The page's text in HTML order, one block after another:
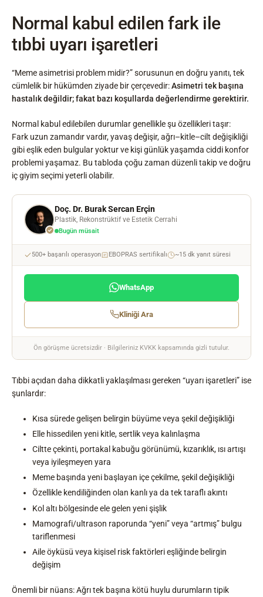
Normal kabul edilen fark ile
tıbbi uyarı işaretleri
“Meme asimetrisi problem midir?” sorusunun en doğru yanıtı, tek
cümlelik bir hükümden ziyade bir çerçevedir:Asimetri tek başına
hastalık değildir; fakat bazı koşullarda değerlendirme gerektirir.
Normal kabul edilebilen durumlar genellikle şu özellikleri taşır:
Fark uzun zamandır vardır, yavaş değişir, ağrı–kitle–cilt değişikliği
gibi eşlik eden bulgular yoktur ve kişi günlük yaşamda ciddi konfor
problemi yaşamaz. Bu tabloda çoğu zaman düzenli takip ve doğru
iç giyim seçimi yeterli olabilir.
Doç. Dr. Burak Sercan Erçin
Plastik, Rekonstrüktif ve Estetik Cerrahi
Bugün müsait
500+ başarılı operasyon EBOPRAS sertifikalı ~15 dk yanıt süresi
WhatsApp
Kliniği Ara
Ön görüşme ücretsizdir · Bilgileriniz KVKK kapsamında gizli tutulur.
Tıbbi açıdan daha dikkatli yaklaşılması gereken “uyarı işaretleri” ise
şunlardır:
Kısa sürede gelişen belirgin büyüme veya şekil değişikliği
Elle hissedilen yeni kitle, sertlik veya kalınlaşma
Ciltte çekinti, portakal kabuğu görünümü, kızarıklık, ısı artışı
veya iyileşmeyen yara
Meme başında yeni başlayan içe çekilme, şekil değişikliği
Özellikle kendiliğinden olan kanlı ya da tek taraflı akıntı
Kol altı bölgesinde ele gelen yeni şişlik
Mamografi/ultrason raporunda “yeni” veya “artmış” bulgu
tariflenmesi
Aile öyküsü veya kişisel risk faktörleri eşliğinde belirgin
değişim
Önemli bir nüans: Ağrı tek başına kötü huylu durumların tipik